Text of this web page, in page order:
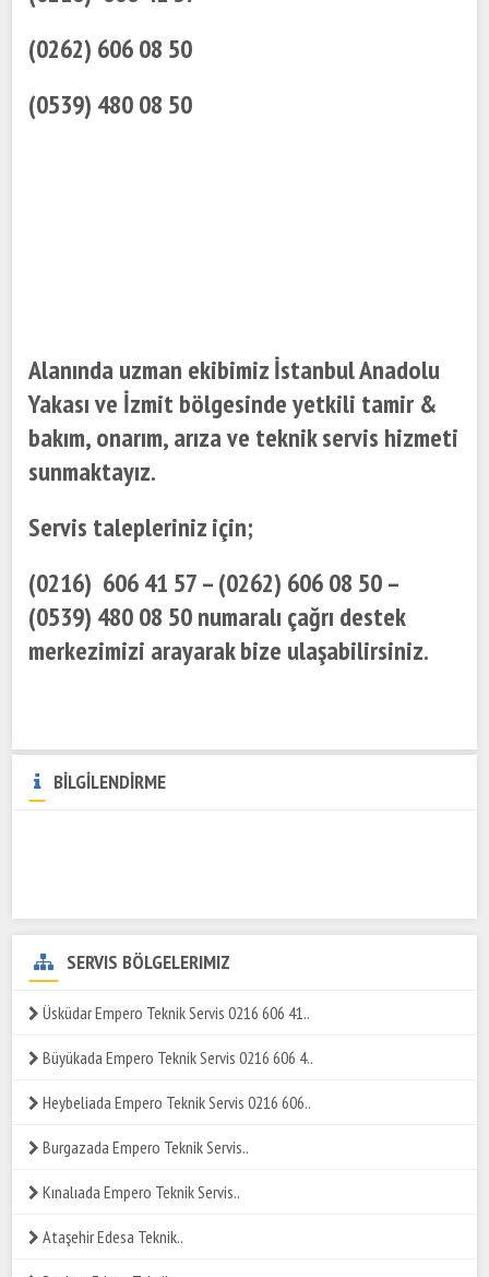
(0262) 606 08 50
(0539) 480 08 50
Alanında uzman ekibimiz İstanbul Anadolu
Yakası ve İzmit bölgesinde yetkili tamir &
bakım, onarım, arıza ve teknik servis hizmeti
sunmaktayız.
Servis talepleriniz için;
(0216) 606 41 57 – (0262) 606 08 50 –
(0539) 480 08 50 numaralı çağrı destek
merkezimizi arayarak bize ulaşabilirsiniz.
BİLGİLENDİRME
SERVIS BÖLGELERIMIZ
Üsküdar Empero Teknik Servis 0216 606 41..
Büyükada Empero Teknik Servis 0216 606 4..
Heybeliada Empero Teknik Servis 0216 606..
Burgazada Empero Teknik Servis..
Kınalıada Empero Teknik Servis..
Ataşehir Edesa Teknik..